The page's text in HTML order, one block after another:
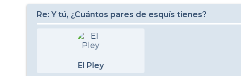
Re: Y tú, ¿Cuántos pares de esquís tienes?
El Pley